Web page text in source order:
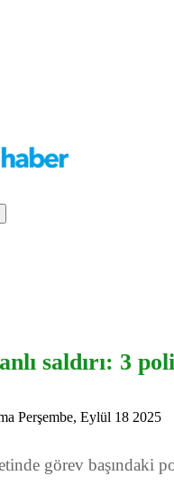
saldırı: 3
Perşembe, Eylül 18 2025
görev başındaki